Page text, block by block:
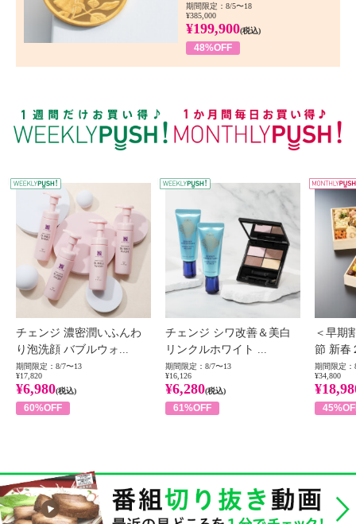
期間限定：8/5〜18
¥385,000
¥199,900(税込)
48%OFF
WEEKLY PUSH
チェンジ 濃密潤いふんわ
り泡洗顔 バブルウォ...
期間限定：8/7〜13
¥17,820
¥6,980(税込)
60%OFF
チェンジ シワ改善＆美白
リンクルホワイト ...
期間限定：8/7〜13
¥16,126
¥6,280(税込)
61%OFF
＜早期
節 新春
期間限定：
¥34,800